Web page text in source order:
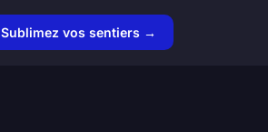
Sublimez vos sentiers →